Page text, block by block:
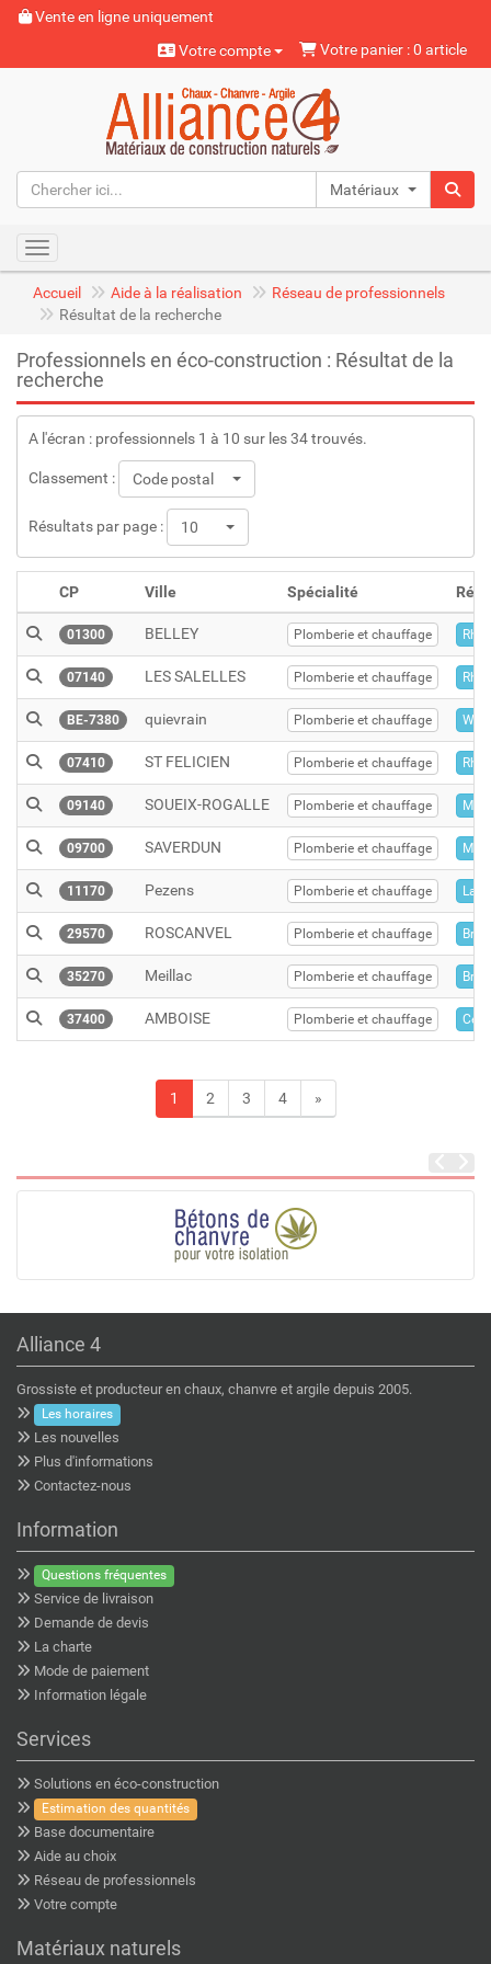
Vente en ligne uniquement
Votre compte
Votre panier : 0 article
Matériaux naturels
Toggle navigation
Accueil Aide à la réalisation
Réseau de professionnels
Résultat de la recherche
Professionnels en éco-construction : Résultat de la
recherche
A l'écran : professionnels 1 à 10 sur les 34 trouvés.
Classement : Code postal
Résultats par page : 10
CP Ville Spécialité
01300 BELLEY Plomberie et chauffage
07140 LES SALELLES Plomberie et chauffage
BE-7380 quievrain Plomberie et chauffage
07410 ST FELICIEN Plomberie et chauffage
09140 SOUEIX-ROGALLE Plomberie et chauffage
09700 SAVERDUN Plomberie et chauffage
11170 Pezens Plomberie et chauffage
29570 ROSCANVEL Plomberie et chauffage
35270 Meillac Plomberie et chauffage
37400 AMBOISE Plomberie et chauffage
1 2 3 4 »
Alliance 4
Grossiste et producteur en chaux, chanvre et argile depuis 2005.
Les horaires
Les nouvelles
Plus d'informations
Contactez-nous
Information
Questions fréquentes
Service de livraison
Demande de devis
La charte
Mode de paiement
Information légale
Services
Solutions en éco-construction
Estimation des quantités
Base documentaire
Aide au choix
Réseau de professionnels
Votre compte
Matériaux naturels